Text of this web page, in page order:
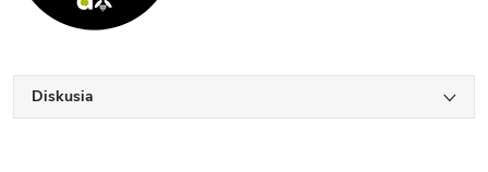
Diskusia